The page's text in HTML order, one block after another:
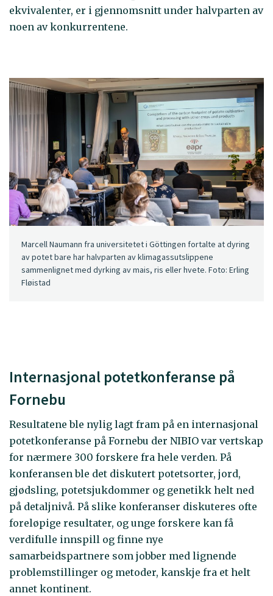
ekvivalenter, er i gjennomsnitt under halvparten av
noen av konkurrentene.
Marcell Naumann fra universitetet i Göttingen fortalte at dyring
av potet bare har halvparten av klimagassutslippene
sammenlignet med dyrking av mais, ris eller hvete. Foto: Erling
Fløistad
Internasjonal potetkonferanse på
Fornebu
Resultatene ble nylig lagt fram på en internasjonal
potetkonferanse på Fornebu der NIBIO var vertskap
for nærmere 300 forskere fra hele verden. På
konferansen ble det diskutert potetsorter, jord,
gjødsling, potetsjukdommer og genetikk helt ned
på detaljnivå. På slike konferanser diskuteres ofte
foreløpige resultater, og unge forskere kan få
verdifulle innspill og finne nye
samarbeidspartnere som jobber med lignende
problemstillinger og metoder, kanskje fra et helt
annet kontinent.